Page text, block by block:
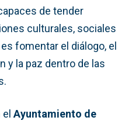
de tender
culturales, sociales
fomentar el diálogo, el
y la paz dentro de las
el Ayuntamiento de